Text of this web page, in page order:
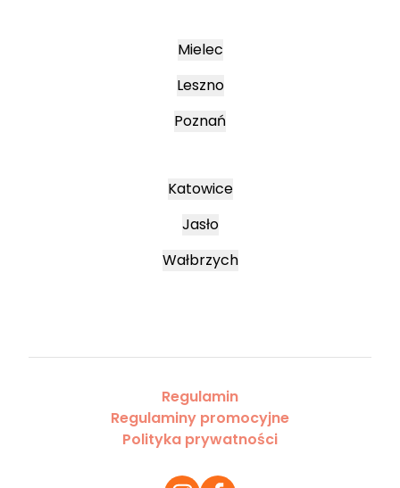
Mielec
Leszno
Poznań
Katowice
Jasło
Wałbrzych
Regulamin
Regulaminy promocyjne
Polityka prywatności